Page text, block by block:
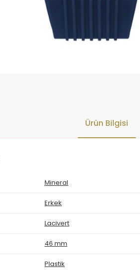
Ürün Bilgisi
Mineral
Erkek
Lacivert
46 mm
Plastik